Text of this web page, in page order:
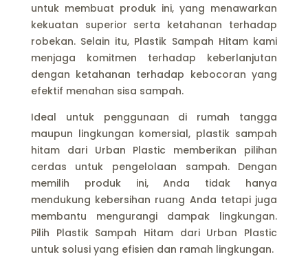
untuk membuat produk ini, yang menawarkan
kekuatan superior serta ketahanan terhadap
robekan. Selain itu, Plastik Sampah Hitam kami
menjaga komitmen terhadap keberlanjutan
dengan ketahanan terhadap kebocoran yang
efektif menahan sisa sampah.
Ideal untuk penggunaan di rumah tangga
maupun lingkungan komersial, plastik sampah
hitam dari Urban Plastic memberikan pilihan
cerdas untuk pengelolaan sampah. Dengan
memilih produk ini, Anda tidak hanya
mendukung kebersihan ruang Anda tetapi juga
membantu mengurangi dampak lingkungan.
Pilih Plastik Sampah Hitam dari Urban Plastic
untuk solusi yang efisien dan ramah lingkungan.